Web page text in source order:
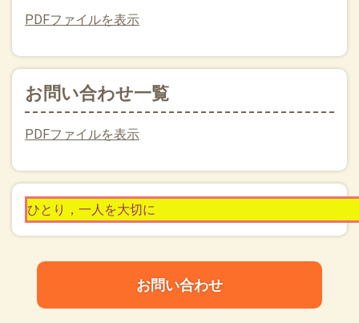
PDFファイルを表示
お問い合わせ一覧
PDFファイルを表示
ひとり，一人を大切に
お問い合わせ